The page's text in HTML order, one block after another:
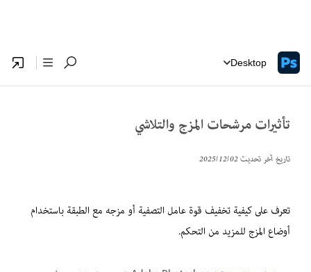
Desktop
تأثيرات مرشحات المزج والتلاشي
تاريخ آخر تحديث02‏/12‏/2025
تعرف على كيفية تخفيف قوة عامل التصفية أو مزجه مع الطبقة باستخدام
أوضاع المزج للمزيد من التحكم.